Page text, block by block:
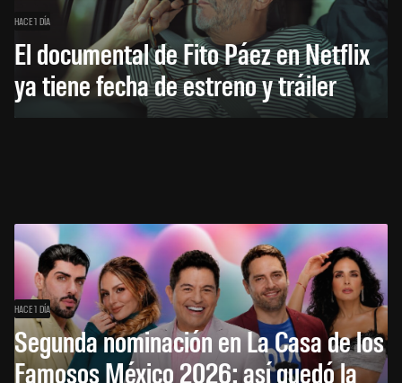
HACE 1 DÍA
El documental de Fito Páez en Netflix
ya tiene fecha de estreno y tráiler
HACE 1 DÍA
Segunda nominación en La Casa de los
Famosos México 2026: así quedó la